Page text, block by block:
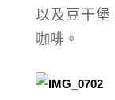
以及豆干堡
咖啡。